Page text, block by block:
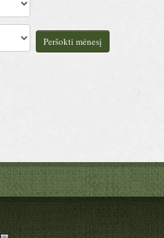
Peršokti mėnesį